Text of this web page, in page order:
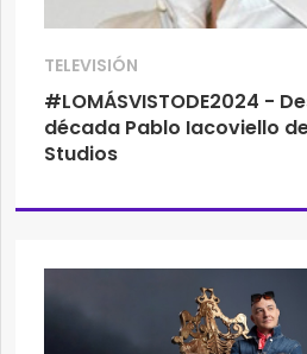
TELEVISIÓN
#LOMÁSVISTODE2024 -
década Pablo Iacoviello
Studios